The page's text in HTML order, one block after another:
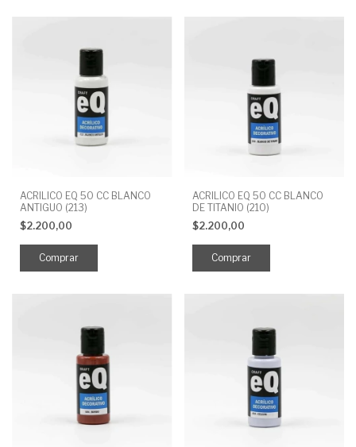
ACRILICO EQ 50 CC BLANCO
ANTIGUO (213)
$2.200,00
ACRILICO EQ 50 CC BLANCO
DE TITANIO (210)
$2.200,00